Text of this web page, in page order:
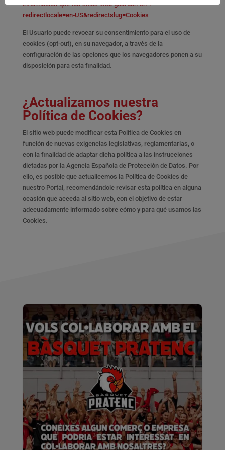
informacion-que-los-sitios-web-guardan-en-?
redirectlocale=en-US&redirectslug=Cookies
El Usuario puede revocar su consentimiento para el uso de
cookies (opt-out), en su navegador, a través de la
configuración de las opciones que los navegadores ponen a su
disposición para esta finalidad.
¿Actualizamos nuestra
Política de Cookies?
El sitio web puede modificar esta Política de Cookies en
función de nuevas exigencias legislativas, reglamentarias, o
con la finalidad de adaptar dicha política a las instrucciones
dictadas por la Agencia Española de Protección de Datos. Por
ello, es posible que actualicemos la Política de Cookies de
nuestro Portal, recomendándole revisar esta política en alguna
ocasión que acceda al sitio web, con el objetivo de estar
adecuadamente informado sobre cómo y para qué usamos las
Cookies.